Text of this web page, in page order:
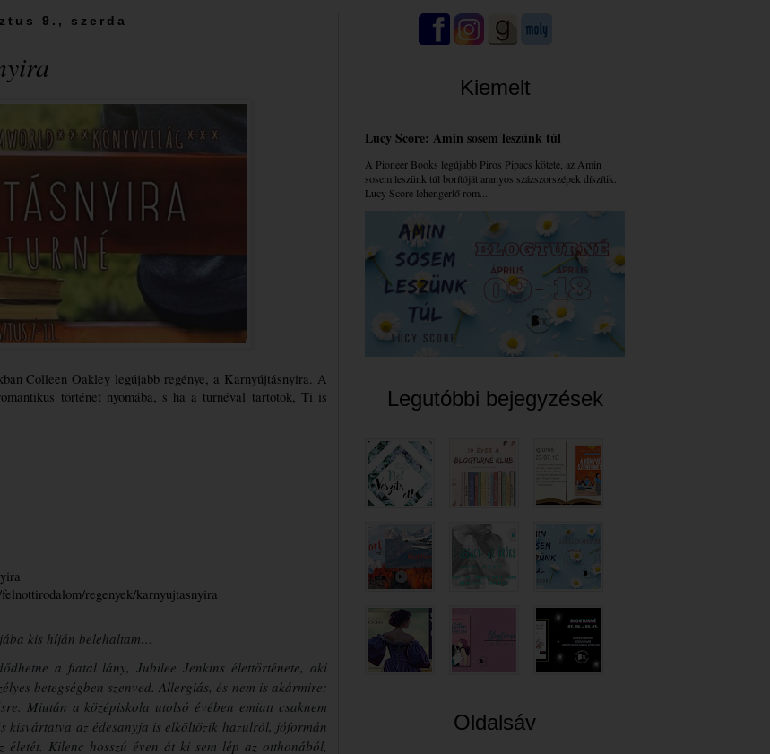
9., szerda
Colleen Oakley legújabb regénye, a Karnyújtásnyira. A
történet nyomába, s ha a turnéval tartotok, Ti is
regenyek/karnyujtasnyira
kis híján belehaltam…
a fiatal lány, Jubilee Jenkins élettörténete, aki
betegségben szenved. Allergiás, és nem is akármire:
Miután a középiskola utolsó évében emiatt csaknem
kisvártatva az édesanyja is elköltözik hazulról, jóformán
életét. Kilenc hosszú éven át ki sem lép az otthonából,
Kiemelt
Lucy Score: Amin sosem leszünk túl
A Pioneer Books legújabb Piros Pipacs kötete, az Amin
sosem leszünk túl borítóját aranyos százszorszépek díszítik.
Lucy Score lehengerlő rom...
Legutóbbi bejegyzések
Oldalsáv